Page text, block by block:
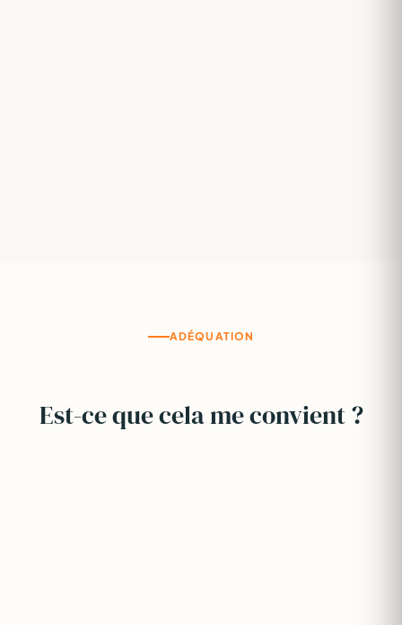
ADÉQUATION
Est-ce que cela me convient ?